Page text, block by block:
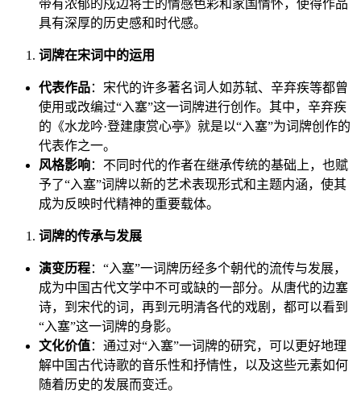
带有浓郁的戍边将士的情感色彩和家国情怀，使得作品
具有深厚的历史感和时代感。
词牌在宋词中的运用
代表作品：宋代的许多著名词人如苏轼、辛弃疾等都曾
使用或改编过“入塞”这一词牌进行创作。其中，辛弃疾
的《水龙吟·登建康赏心亭》就是以“入塞”为词牌创作的
代表作之一。
风格影响：不同时代的作者在继承传统的基础上，也赋
予了“入塞”词牌以新的艺术表现形式和主题内涵，使其
成为反映时代精神的重要载体。
词牌的传承与发展
演变历程：“入塞”一词牌历经多个朝代的流传与发展，
成为中国古代文学中不可或缺的一部分。从唐代的边塞
诗，到宋代的词，再到元明清各代的戏剧，都可以看到
“入塞”这一词牌的身影。
文化价值：通过对“入塞”一词牌的研究，可以更好地理
解中国古代诗歌的音乐性和抒情性，以及这些元素如何
随着历史的发展而变迁。